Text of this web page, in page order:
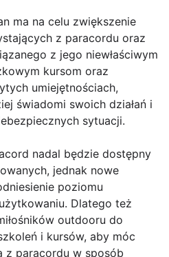
ma na celu zwiększenie
z paracordu oraz
z jego niewłaściwym
kursom oraz
umiejętnościach,
świadomi swoich działań i
sytuacji.
nadal będzie dostępny
jednak nowe
poziomu
Dlatego też
outdooru do
i kursów, aby móc
z paracordu w sposób